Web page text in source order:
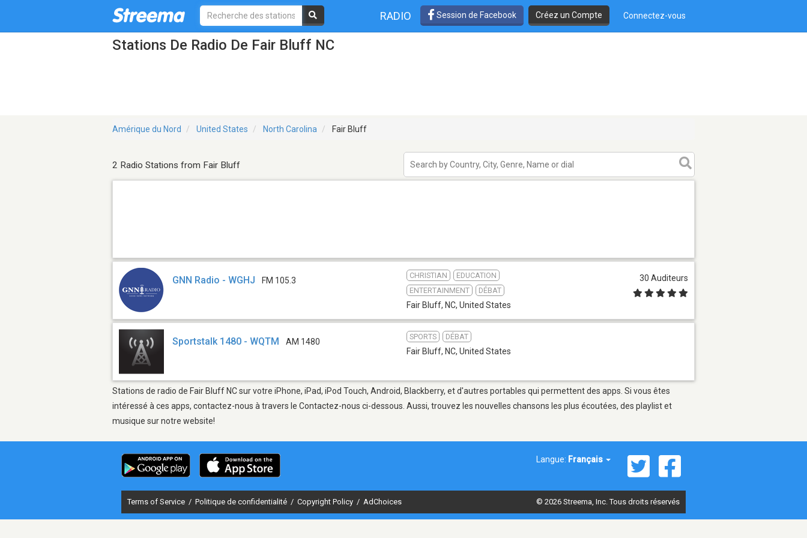
RADIO Session de Facebook Créez un Compte Connectez-vous
Stations De Radio De Fair Bluff NC
Amérique du Nord United States North Carolina Fair Bluff
2 Radio Stations from Fair Bluff
GNN Radio - WGHJ FM 105.3
CHRISTIAN
EDUCATION
ENTERTAINMENT
DÉBAT
Fair Bluff, NC, United States
30 Auditeurs
Sportstalk 1480 - WQTM AM 1480
SPORTS DÉBAT
Fair Bluff, NC, United States
Stations de radio de Fair Bluff NC sur votre iPhone, iPad, iPod Touch, Android, Blackberry, et d'autres portables qui permettent des apps. Si vous êtes
intéressé à ces apps, contactez-nous à travers le Contactez-nous ci-dessous. Aussi, trouvez les nouvelles chansons les plus écoutées, des playlist et
musique sur notre website!
Langue: Français
Terms of Service / Politique de confidentialité / Copyright Policy / AdChoices © 2026 Streema, Inc. Tous droits réservés